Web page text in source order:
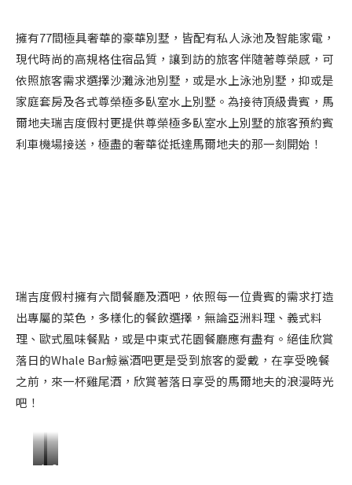
擁有77間極具奢華的豪華別墅，皆配有私人泳池及智能家電，
現代時尚的高規格住宿品質，讓到訪的旅客伴隨著尊榮感，可
依照旅客需求選擇沙灘泳池別墅，或是水上泳池別墅，抑或是
家庭套房及各式尊榮極多臥室水上別墅。為接待頂級貴賓，馬
爾地夫瑞吉度假村更提供尊榮極多臥室水上別墅的旅客預約賓
利車機場接送，極盡的奢華從抵達馬爾地夫的那一刻開始！
瑞吉度假村擁有六間餐廳及酒吧，依照每一位貴賓的需求打造
出專屬的菜色，多樣化的餐飲選擇，無論亞洲料理、義式料
理、歐式風味餐點，或是中東式花園餐廳應有盡有。絕佳欣賞
落日的Whale Bar鯨鯊酒吧更是受到旅客的愛戴，在享受晚餐
之前，來一杯雞尾酒，欣賞著落日享受的馬爾地夫的浪漫時光
吧！
A O